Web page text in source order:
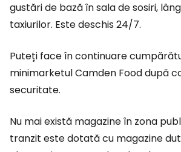
gustări de bază în sala de sosiri,
taxiurilor. Este deschis 24/7.
Puteți face în continuare
minimarketul Camden Food după
securitate.
Nu mai există magazine în zona
tranzit este dotată cu magazine